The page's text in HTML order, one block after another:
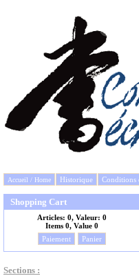
Accueil / Home Historique Conditions
Shopping Cart
Articles:0, Valeur:0
Items0, Value0
Paiement
Panier
Sections :